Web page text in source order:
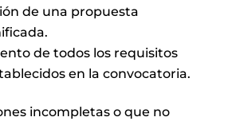
de una propuesta
de todos los requisitos
en la convocatoria.
incompletas o que no